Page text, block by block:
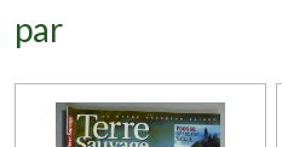
par